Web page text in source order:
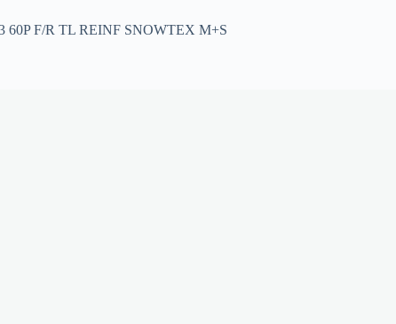
60P F/R TL REINF SNOWTEX M+S